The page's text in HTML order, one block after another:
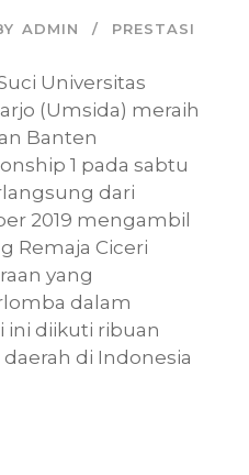
ADMIN PRESTASI
Universitas
(Umsida) meraih
Banten
1 pada sabtu
dari
2019 mengambil
Remaja Ciceri
yang
dalam
ini diikuti ribuan
di Indonesia